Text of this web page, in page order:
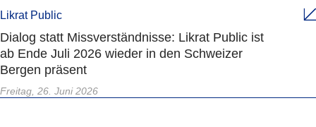
Likrat Public
Dialog statt Missverständnisse: Likrat Public ist
ab Ende Juli 2026 wieder in den Schweizer
Bergen präsent
Freitag, 26. Juni 2026